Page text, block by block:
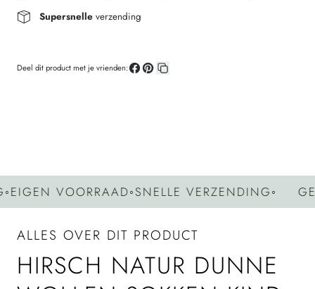
Supersnelleverzending
Deel dit product met je vrienden:
VOORRAAD◦SNELLE VERZENDING◦ GEEN
ALLES OVER DIT PRODUCT
HIRSCH NATUR DUNNE